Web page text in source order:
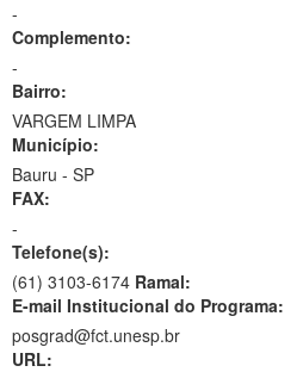
-
Complemento:
-
Bairro:
VARGEM LIMPA
Município:
Bauru - SP
FAX:
-
Telefone(s):
(61) 3103-6174 Ramal:
E-mail Institucional do Programa:
posgrad@fct.unesp.br
URL: